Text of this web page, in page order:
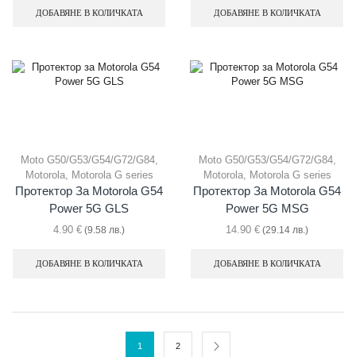
ДОБАВЯНЕ В КОЛИЧКАТА ДОБАВЯНЕ В КОЛИЧКАТА
Moto G50/G53/G54/G72/G84,
Motorola, Motorola G series
Протектор За Motorola G54
Power 5G GLS
4.90 € (9.58 лв.)
ДОБАВЯНЕ В КОЛИЧКАТА
Moto G50/G53/G54/G72/G84,
Motorola, Motorola G series
Протектор За Motorola G54
Power 5G MSG
14.90 € (29.14 лв.)
ДОБАВЯНЕ В КОЛИЧКАТА
1 2